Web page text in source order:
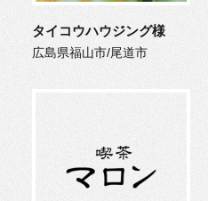
タイコウハウジング様
広島県福山市/尾道市